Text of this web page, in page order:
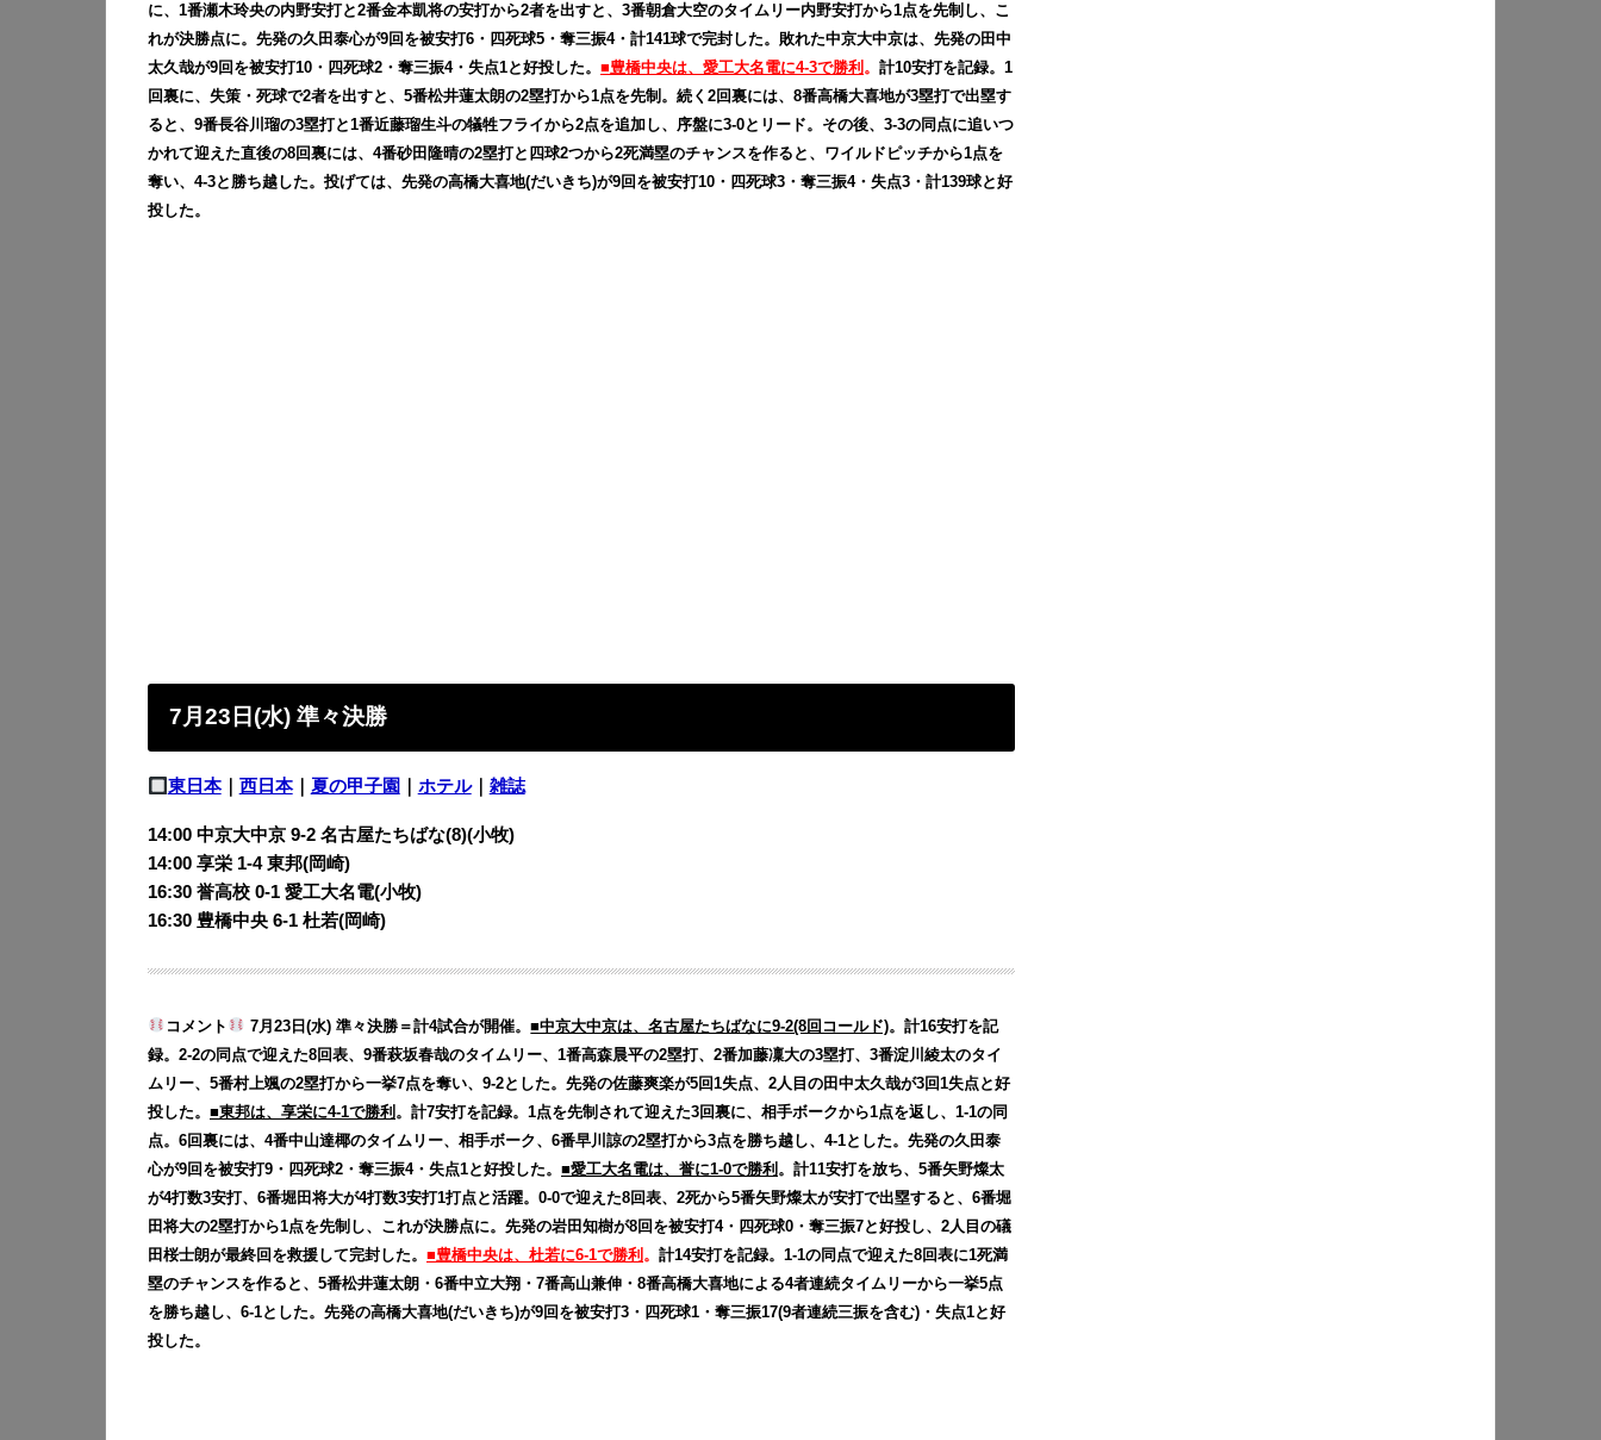
に、1番瀬木玲央の内野安打と2番金本凱将の安打から2者を出すと、3番朝倉大空のタイムリー内野安打から1点を先制し、こ
れが決勝点に。先発の久田泰心が9回を被安打6・四死球5・奪三振4・計141球で完封した。敗れた中京大中京は、先発の田中
太久哉が9回を被安打10・四死球2・奪三振4・失点1と好投した。 ■豊橋中央は、愛工大名電に4-3で勝利 。 計10安打を記録。1
回裏に、失策・死球で2者を出すと、5番松井蓮太朗の2塁打から1点を先制。続く2回裏には、8番高橋大喜地が3塁打で出塁す
ると、9番長谷川瑠の3塁打と1番近藤瑠生斗の犠牲フライから2点を追加し、序盤に3-0とリード。その後、3-3の同点に追いつ
かれて迎えた直後の8回裏には、4番砂田隆晴の2塁打と四球2つから2死満塁のチャンスを作ると、ワイルドピッチから1点を
奪い、4-3と勝ち越した。投げては、先発の高橋大喜地(だいきち)が9回を被安打10・四死球3・奪三振4・失点3・計139球と好
投した。
7月23日(水) 準々決勝
東日本｜ 西日本｜ 夏の甲子園 ホテル｜ 雑誌
14:00 中京大中京 9-2 名古屋たちばな(8)(小牧)
14:00 享栄 1-4 東邦(岡崎)
16:30 誉高校 0-1 愛工大名電(小牧)
16:30 豊橋中央 6-1 杜若(岡崎)
コメント 7月23日(水) 準々決勝＝計4試合が開催。■中京大中京は、名古屋たちばなに9-2(8回コールド)。計16安打を記
録。2-2の同点で迎えた8回表、9番萩坂春哉のタイムリー、1番高森晨平の2塁打、2番加藤凜大の3塁打、3番淀川綾太のタイ
ムリー、5番村上颯の2塁打から一挙7点を奪い、9-2とした。先発の佐藤爽楽が5回1失点、2人目の田中太久哉が3回1失点と好
投した。 ■東邦は、享栄に4-1で勝利 。計7安打を記録。1点を先制されて迎えた3回裏に、相手ボークから1点を返し、1-1の同
点。6回裏には、4番中山達椰のタイムリー、相手ボーク、6番早川諒の2塁打から3点を勝ち越し、4-1とした。先発の久田泰
心が9回を被安打9・四死球2・奪三振4・失点1と好投した。 ■愛工大名電は、誉に1-0で勝利 。計11安打を放ち、5番矢野燦太
が4打数3安打、6番堀田将大が4打数3安打1打点と活躍。0-0で迎えた8回表、2死から5番矢野燦太が安打で出塁すると、6番堀
田将大の2塁打から1点を先制し、これが決勝点に。先発の岩田知樹が8回を被安打4・四死球0・奪三振7と好投し、2人目の礒
田桜士朗が最終回を救援して完封した。 ■豊橋中央は、杜若に6-1で勝利 。 計14安打を記録。1-1の同点で迎えた8回表に1死満
塁のチャンスを作ると、5番松井蓮太朗・6番中立大翔・7番高山兼伸・8番高橋大喜地による4者連続タイムリーから一挙5点
を勝ち越し、6-1とした。先発の高橋大喜地(だいきち)が9回を被安打3・四死球1・奪三振17(9者連続三振を含む)・失点1と好
投した。